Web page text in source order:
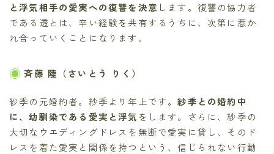
と浮気相手の愛実への復讐を決意 します。復讐の協力者
である透とは、辛い経験を共有するうちに、次第に惹か
れ合っていくことになります。
斉藤 陸（さいとう りく）
紗季の元婚約者。紗季より年上です。紗季との婚約中
に、幼馴染である愛実と浮気 をします。さらに、紗季の
大切なウエディングドレスを無断で愛実に貸し、そのド
レスを着た愛実と関係を持つという、信じられない行動